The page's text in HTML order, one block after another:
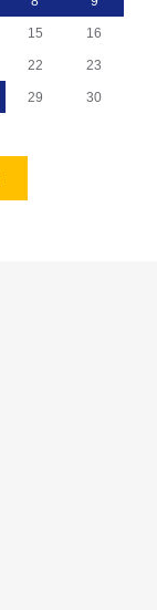
15 16
22 23
29 30